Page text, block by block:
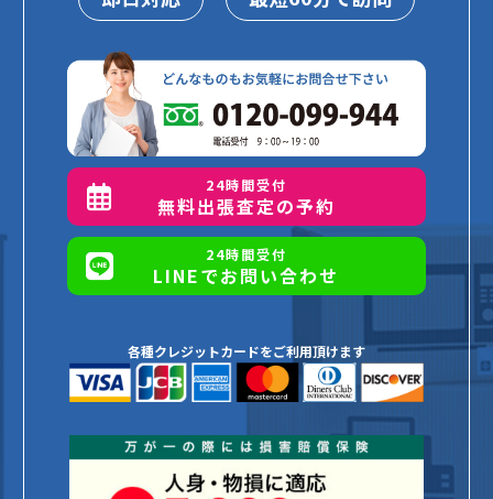
24時間受付
無料出張査定の予約
24時間受付
LINEでお問い合わせ
各種クレジットカードをご利用頂けます